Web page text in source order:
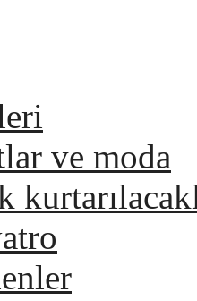
ve moda